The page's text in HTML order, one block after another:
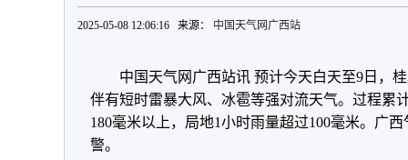
2025-05-08 12:06:16 来源： 中国天气网广西站
中国天气网广西站讯 预计今天白天至9日，
伴有短时雷暴大风、冰雹等强对流天气。过程累
180毫米以上，局地1小时雨量超过100毫米。广
警。